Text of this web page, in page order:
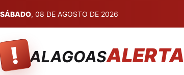
SÁBADO, 08 DE AGOSTO DE 2026
! ALAGOASALERTA